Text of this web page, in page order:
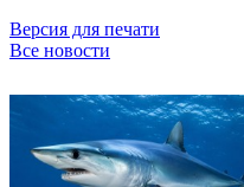
Версия для печати
Все новости